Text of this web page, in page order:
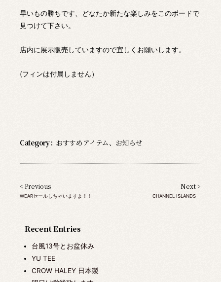
Recent Entries
台風13号とお盆休み
YU TEE
CROW HALEY 日本製
早いもの勝ちです、どなたか新たな楽しみをこのボードで
見つけて下さい。
店内に展示販売していますので宜しくお願いします。
(フィンは付属しません）
Category : おすすめアイテム、 お知らせ
< Previous
WEARセールしちゃいますよ！！
Next >
CHANNEL ISLANDS